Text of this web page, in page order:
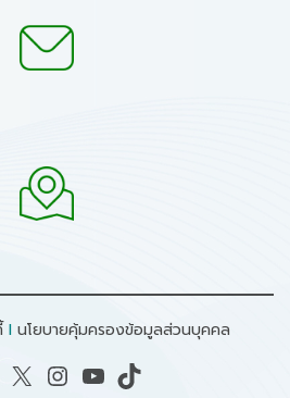
I นโยบายคุ้มครองข้อมูลส่วนบุคคล
X Instagram YouTube TikTok